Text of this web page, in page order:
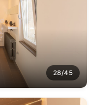
28/45